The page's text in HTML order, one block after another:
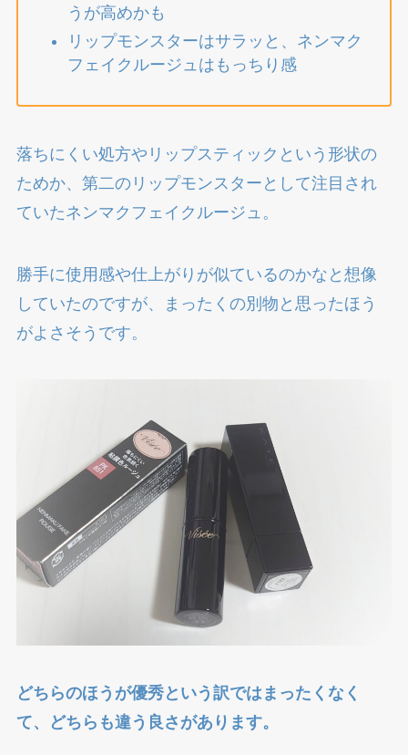
うが高めかも
リップモンスターはサラッと、ネンマク
フェイクルージュはもっちり感
落ちにくい処方やリップスティックという形状の
ためか、第二のリップモンスターとして注目され
ていたネンマクフェイクルージュ。
勝手に使用感や仕上がりが似ているのかなと想像
していたのですが、まったくの別物と思ったほう
がよさそうです。
どちらのほうが優秀という訳ではまったくなく
て、どちらも違う良さがあります。